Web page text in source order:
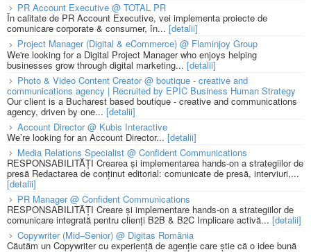
PR Account Executive @ TOTAL PR
În calitate de PR Account Executive, vei implementa proiecte de
comunicare corporate & consumer, în... [detalii]
Project Manager (Digital & eCommerce) @ Flaminjoy Group
We're looking for a Digital Project Manager who enjoys helping
businesses grow through digital marketing... [detalii]
Photo & Video Content Creator @ boutique - creative and
communications agency | Recruited by EPIC Business Human Strategy
Our client is a Bucharest based boutique - creative and communications
agency, driven by one... [detalii]
Account Director @ Kubis Interactive
We’re looking for an Account Director... [detalii]
Media Relations Specialist @ Confident Communications
RESPONSABILITĂȚI Crearea și implementarea hands-on a strategiilor de
presă Redactarea de conținut editorial: comunicate de presă, interviuri,...
[detalii]
PR Manager @ Confident Communications
RESPONSABILITĂȚI Creare și implementare hands-on a strategiilor de
comunicare integrată pentru clienți B2B & B2C Implicare activă... [detalii]
Copywriter (Mid–Senior) @ Digitas România
Căutăm un Copywriter cu experiență de agenție care știe că o idee bună